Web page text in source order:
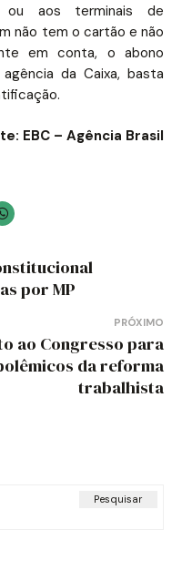
ou aos terminais de
não tem o cartão e não
em conta, o abono
da Caixa, basta
EBC – Agência Brasil
por MP
PRÓXIMO
ao Congresso para
da reforma
trabalhista